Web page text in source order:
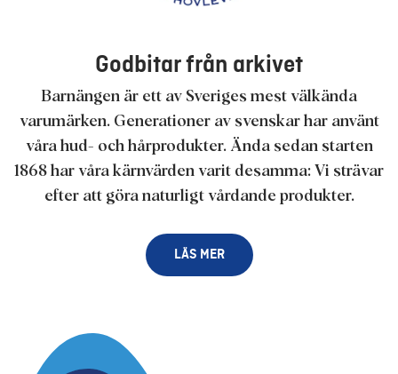
Godbitar från arkivet
Barnängen är ett av Sveriges mest välkända
varumärken. Generationer av svenskar har använt
våra hud- och hårprodukter. Ända sedan starten
1868 har våra kärnvärden varit desamma: Vi strävar
efter att göra naturligt vårdande produkter.
LÄS MER